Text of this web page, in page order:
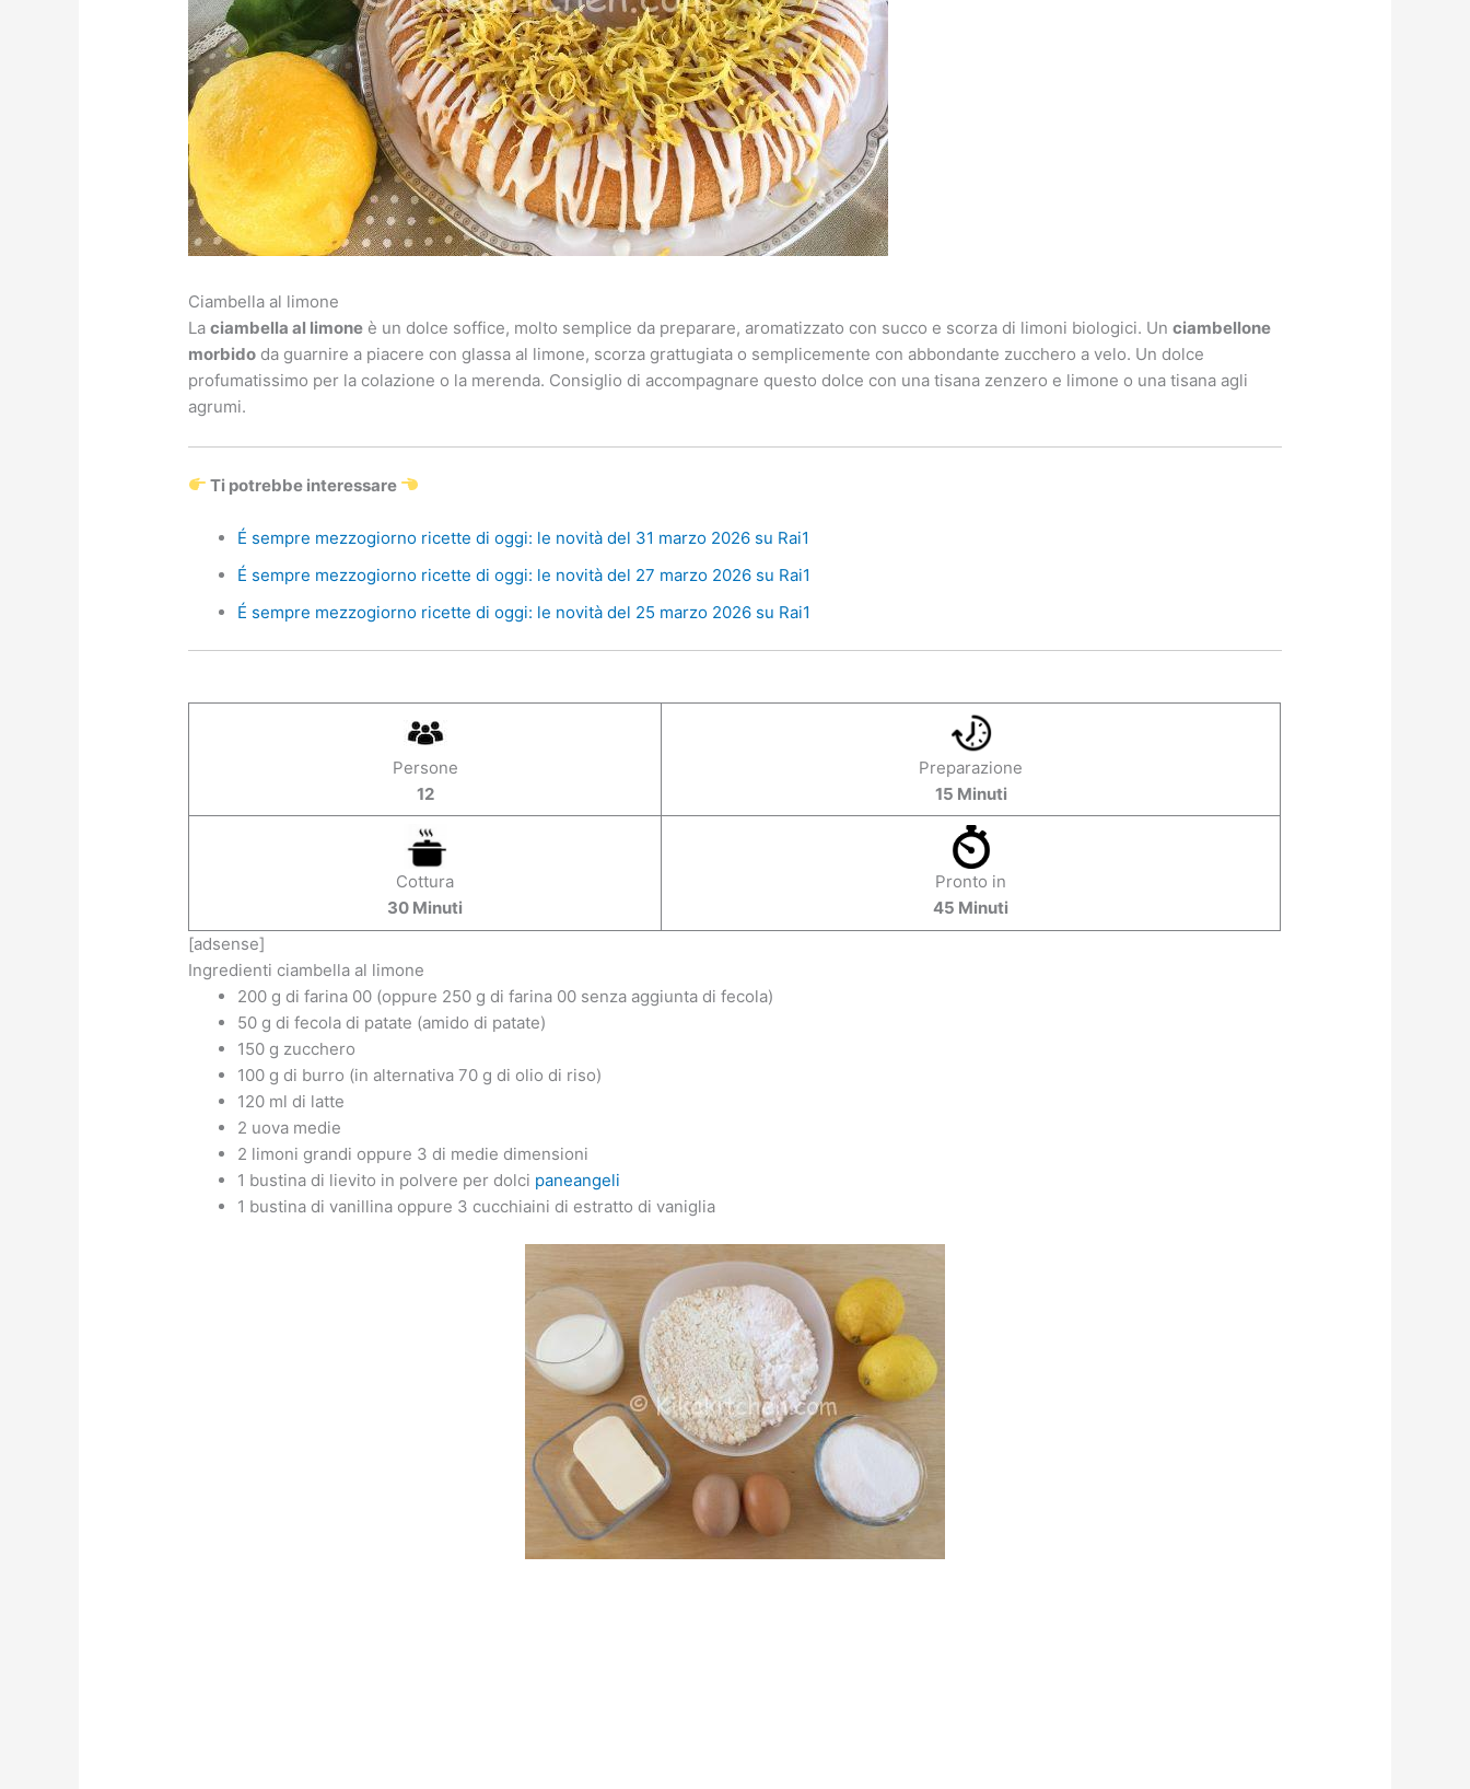
Ciambella al limone
Laciambella al limone è un dolce soffice, molto semplice da preparare, aromatizzato con succo e scorza di limoni biologici. Unciambellone
morbido da guarnire a piacere con glassa al limone, scorza grattugiata o semplicemente con abbondante zucchero a velo. Un dolce
profumatissimo per la colazione o la merenda. Consiglio di accompagnare questo dolce con una tisana zenzero e limone o una tisana agli
agrumi.
Ti potrebbe interessare
É sempre mezzogiorno ricette di oggi: le novità del 31 marzo 2026 su Rai1
É sempre mezzogiorno ricette di oggi: le novità del 27 marzo 2026 su Rai1
É sempre mezzogiorno ricette di oggi: le novità del 25 marzo 2026 su Rai1
Persone
12
Preparazione
15 Minuti
Cottura
30 Minuti
Pronto in
45 Minuti
[adsense]
Ingredienti ciambella al limone
200 g di farina 00 (oppure 250 g di farina 00 senza aggiunta di fecola)
50 g di fecola di patate (amido di patate)
150 g zucchero
100 g di burro (in alternativa 70 g di olio di riso)
120 ml di latte
2 uova medie
2 limoni grandi oppure 3 di medie dimensioni
1 bustina di lievito in polvere per dolci paneangeli
1 bustina di vanillina oppure 3 cucchiaini di estratto di vaniglia